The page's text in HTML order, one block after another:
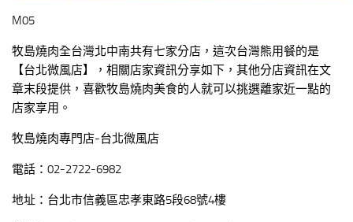
M05
牧島燒肉全台灣北中南共有七家分店，這次台灣熊用餐的是
【台北微風店】，相關店家資訊分享如下，其他分店資訊在文
章末段提供，喜歡牧島燒肉美食的人就可以挑選離家近一點的
店家享用。
牧島燒肉專門店-台北微風店
電話：02-2722-6982
地址：台北市信義區忠孝東路5段68號4樓